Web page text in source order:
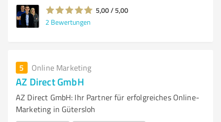
5,00 / 5,00
2 Bewertungen
5 Online Marketing
AZ Direct GmbH
AZ Direct GmbH: Ihr Partner für erfolgreiches Online-
Marketing in Gütersloh